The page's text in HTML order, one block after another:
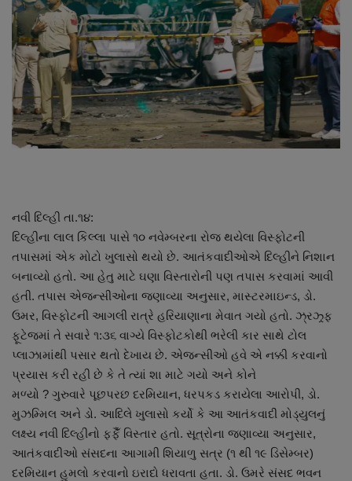
About Author
Contact
Dipotsav Special
આંતરરાષ્ટ્રીય
ગુજરાત
જુનાગઢ
Support US
બજારના સમાચાર
નાણાંકીય સમાચાર
સ્થાનિક સમાચાર
સ્પોર્ટ્સ
નવી દિલ્હી તા.૧૪:
દિલ્હીના લાલ કિલ્લા પાસે ૧૦ નવેમ્બરના રોજ થયેલા વિસ્ફોટની
તપાસમાં એક મોટો ખુલાસો થયો છે. આતંકવાદીઓએ દિલ્હીને નિશાન
બનાવ્યો હતો. આ હેતુ માટે ઘણા વિસ્તારોની પણ તપાસ કરવામાં આવી
હતી. તપાસ એજન્સીઓના જણાવ્યા અનુસાર, માસ્ટરમાઇન્ડ, ડો.
ઉમર, વિસ્ફોટની આગલી રાત્રે હરિયાણાના મેવાત ગયો હતો. ઝ્રઝ્ર્ફ
ફૂટેજમાં તે સવારે ૧:૩૬ વાગ્યે વિસ્ફોટકોથી ભરેલી કાર સાથે ટોલ
પ્લાઝામાંથી પસાર થતો દેખાય છે. એજન્સીઓ હવે એ નક્કી કરવાનો
પ્રયાસ કરી રહી છે કે તે ત્યાં શા માટે ગયો અને કોને
મળ્યો ? ગુરુવારે પૂછપરછ દરમિયાન, ધરપકડ કરાયેલા આરોપી, ડો.
મુઝમ્મિલ અને ડો. આદિલે ખુલાસો કર્યો કે આ આતંકવાદી મોડ્યુલનું
લક્ષ્ય નવી દિલ્હીનો ફફૈંઁ વિસ્તાર હતો. સૂત્રોના જણાવ્યા અનુસાર,
આતંકવાદીઓ સંસદના આગામી શિયાળુ સત્ર (૧ થી ૧૯ ડિસેમ્બર)
દરમિયાન હુમલો કરવાનો ઇરાદો ધરાવતા હતા. ડો. ઉમરે સંસદ ભવન